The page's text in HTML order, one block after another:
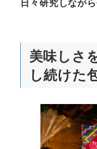
美味しさ
し続けた